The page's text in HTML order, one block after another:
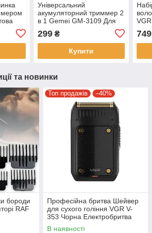
Універсальний
акумуляторний триммер 2
в 1 Gemei GM-3109 Для
видалення волосся в носі
та стрижки брів
299₴
Купити
носа
749
та новинки
бороди
RAF
Топ продажів –40%
Професійна бритва Шейвер
для сухого гоління VGR V-
353 Чорна Електробритва
портативна чоловіча
В наявності